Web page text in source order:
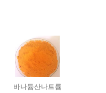
바나듐산나트륨